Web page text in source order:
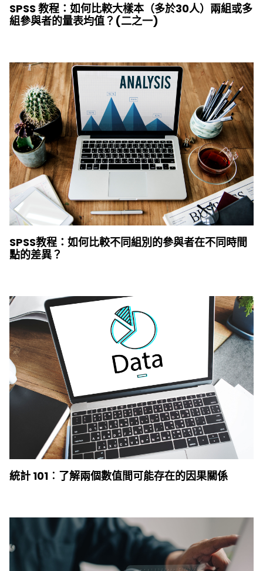
SPSS 教程：如何比較大樣本（多於30人）兩組或多
組參與者的量表均值？(二之一)
SPSS教程：如何比較不同組別的參與者在不同時間
點的差異？
統計 101︰了解兩個數值間可能存在的因果關係